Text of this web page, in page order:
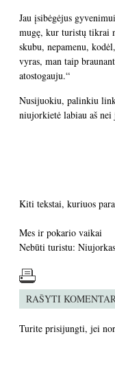
Jau įsibėgėjus
mugę, kur turistų tikrai
skubu, nepamenu,
vyras, man taip
atostogauju.“
Nusijuokiu, palinkiu
niujorkietė labiau aš nei
Kiti tekstai, kuriuos
Mes ir pokario vaikai
Nebūti turistu: Niujorkas
RAŠYTI
Turite prisijungti, jei